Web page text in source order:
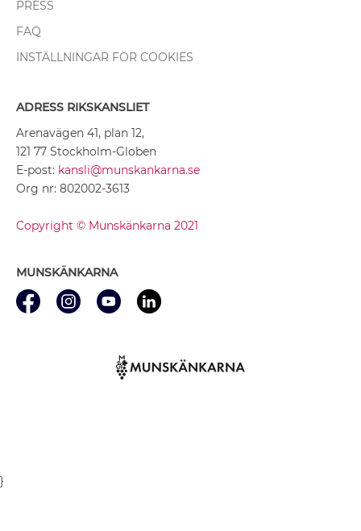
PRESS
FAQ
INSTÄLLNINGAR FÖR COOKIES
ADRESS RIKSKANSLIET
Arenavägen 41, plan 12,
121 77 Stockholm-Globen
E-post: kansli@munskankarna.se
Org nr: 802002-3613
Copyright © Munskänkarna 2021
MUNSKÄNKARNA
}